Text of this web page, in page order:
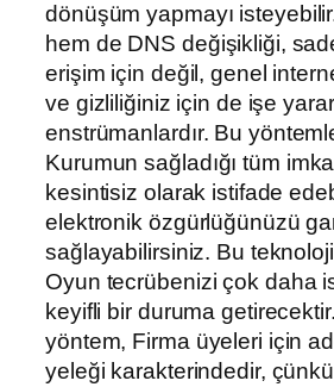
dönüşüm yapmayı
hem de DNS değişikliği,
erişim için değil, genel
ve gizliliğiniz için de işe yarar
enstrümanlardır. Bu
Kurumun sağladığı tüm
kesintisiz olarak istifade
elektronik özgürlüğünüzü
sağlayabilirsiniz. Bu
Oyun tecrübenizi çok daha
keyifli bir duruma
yöntem, Firma üyeleri için
yeleği karakterindedir,